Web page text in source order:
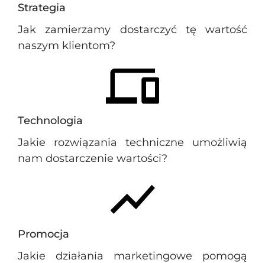
Strategia
Jak zamierzamy dostarczyć tę wartość
naszym klientom?
Technologia
Jakie rozwiązania techniczne umożliwią
nam dostarczenie wartości?
Promocja
Jakie działania marketingowe pomogą